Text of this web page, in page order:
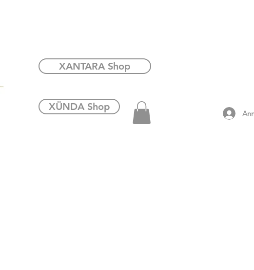
XANTARA Shop
XÜNDA Shop